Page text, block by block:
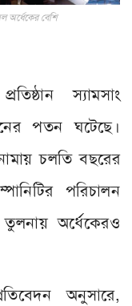
অর্ধেকের বেশি
স্যামসাং
পতন ঘটেছে।
চলতি বছরের
পরিচালন
অর্ধেকেরও
অনুসারে,